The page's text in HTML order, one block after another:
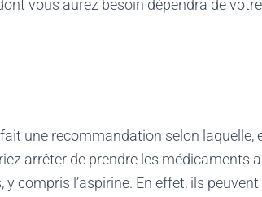
vous aurez besoin dépendra de
une recommandation selon laquelle,
arrêter de prendre les médicaments
compris l’aspirine. En effet, ils